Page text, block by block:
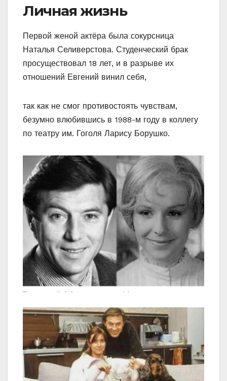
Личная жизнь
Первой женой актёра была сокурсница
Наталья Селиверстова. Студенческий брак
просуществовал 18 лет, и в разрыве их
отношений Евгений винил себя,
так как не смог противостоять чувствам,
безумно влюбившись в 1988-м году в коллегу
по театру им. Гоголя Ларису Борушко.